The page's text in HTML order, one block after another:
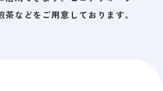
などをご用意しております。